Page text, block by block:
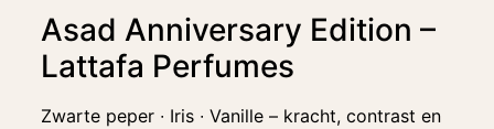
Asad Anniversary Edition –
Lattafa Perfumes
Zwarte peper ∙ Iris ∙ Vanille – kracht, contrast en